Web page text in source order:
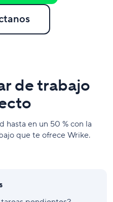
de trabajo
en un 50 % con la
que te ofrece Wrike.